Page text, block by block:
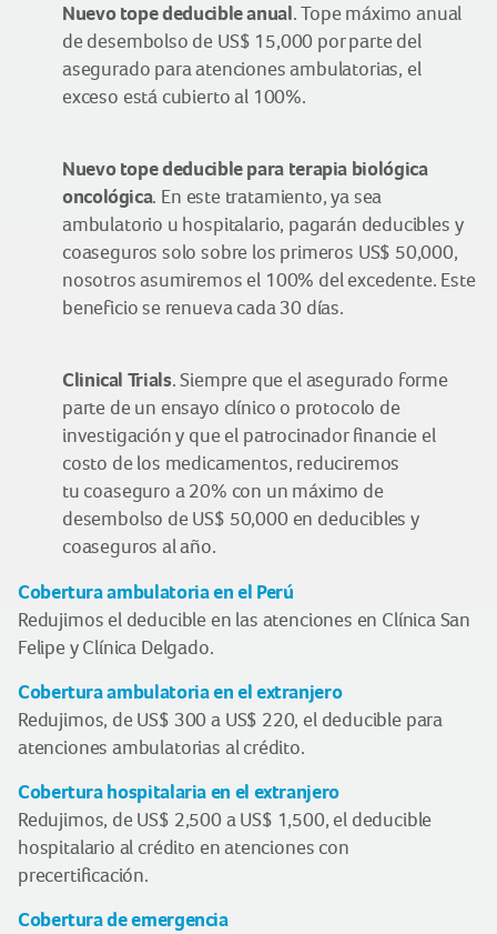
Nuevo tope deducible anual. Tope máximo anual
de desembolso de US$ 15,000 por parte del
asegurado para atenciones ambulatorias, el
exceso está cubierto al 100%.
Nuevo tope deducible para terapia biológica
oncológica. En este tratamiento, ya sea
ambulatorio u hospitalario, pagarán deducibles y
coaseguros solo sobre los primeros US$ 50,000,
nosotros asumiremos el 100% del excedente. Este
beneficio se renueva cada 30 días.
Clinical Trials. Siempre que el asegurado forme
parte de un ensayo clínico o protocolo de
investigación y que el patrocinador financie el
costo de los medicamentos, reduciremos
tu coaseguro a 20% con un máximo de
desembolso de US$ 50,000 en deducibles y
coaseguros al año.
Cobertura ambulatoria en el Perú
Redujimos el deducible en las atenciones en Clínica San
Felipe y Clínica Delgado.
Cobertura ambulatoria en el extranjero
Redujimos, de US$ 300 a US$ 220, el deducible para
atenciones ambulatorias al crédito.
Cobertura hospitalaria en el extranjero
Redujimos, de US$ 2,500 a US$ 1,500, el deducible
hospitalario al crédito en atenciones con
precertificación.
Cobertura de emergencia